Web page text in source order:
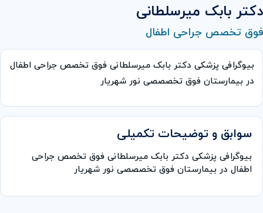
دکتر بابک میرسلطانی
فوق تخصص جراحی اطفال
بیوگرافی پزشکی دکتر بابک میرسلطانی فوق تخصص جراحی اطفال
در بیمارستان فوق تخصصصی نور شهریار
سوابق و توضیحات تکمیلی
بیوگرافی پزشکی دکتر بابک میرسلطانی فوق تخصص جراحی
اطفال در بیمارستان فوق تخصصصی نور شهریار